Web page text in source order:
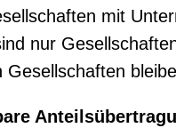
mit
nur
Gesellschaften